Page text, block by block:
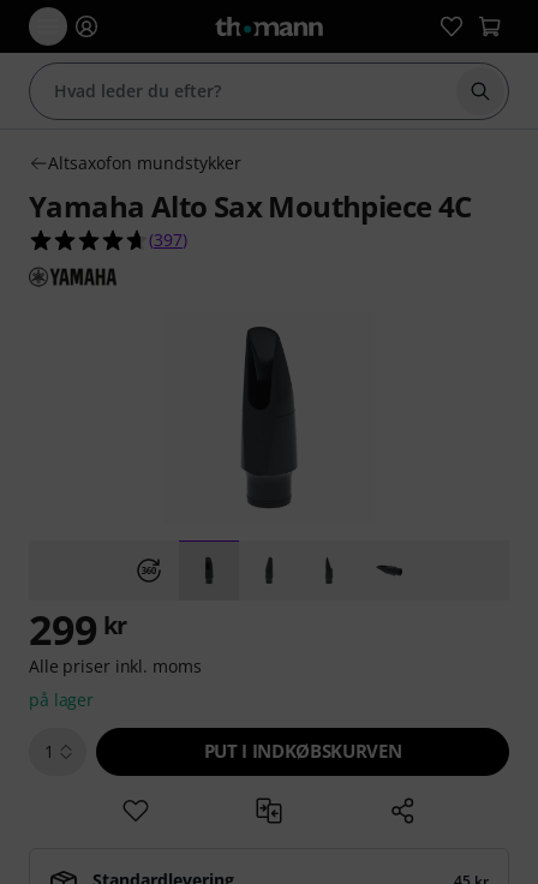
Start
Altsaxofon mundstykker
Yamaha Alto Sax Mouthpiece 4C
4.6 ud af 5 stjerner fra 397 kundebedømmelser
(397)
299 kr
Alle priser inkl. moms
på lager
1 PUT I INDKØBSKURVEN